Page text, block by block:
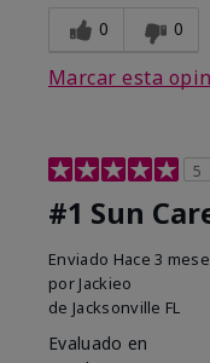
0 0
Marcar esta
5
#1 Sun
Enviado Hace 3
por Jackieo
de Jacksonville FL
Evaluado en